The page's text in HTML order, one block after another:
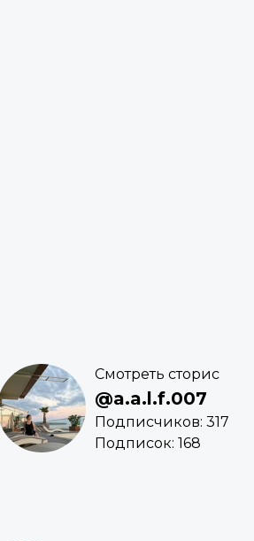
Смотреть сторис
@a.a.l.f.007
Подписчиков: 317
Подписок: 168